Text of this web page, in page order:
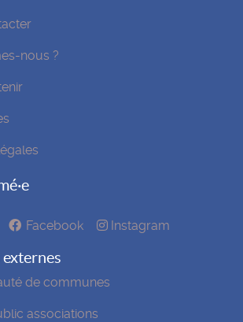
nous ?
Facebook Instagram
externes
de communes
associations